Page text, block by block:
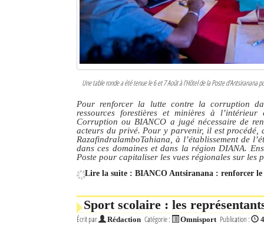
Une table ronde a été tenue le 6 et 7 Août à l’Hôtel de la Poste d'Antsiranana
Pour renforcer la lutte contre la corruption
ressources forestières et minières à
Corruption ou BIANCO a jugé nécessaire de
acteurs du privé. Pour y parvenir, il est procédé,
RazafindralamboTahiana, à l’établissement de
dans ces domaines et dans la région DIANA.
Poste pour capitaliser les vues régionales sur les
Lire la suite : BIANCO Antsiranana : renforcer le
Sport scolaire : les
Écrit par Rédaction Catégorie : Omnisport Publication :